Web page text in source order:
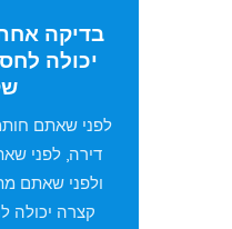
בדיקה
יכולה
לפני שאתם
דירה, לפני
ולפני שאתם
קצרה יכולה